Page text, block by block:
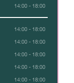
14:00 - 18:00
14:00 - 18:00
14:00 - 18:00
14:00 - 18:00
14:00 - 18:00
14:00 - 18:00